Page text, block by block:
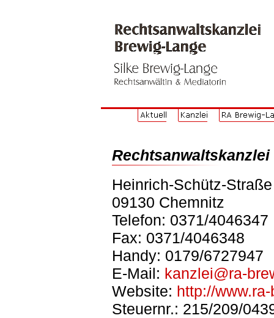
Heinrich-Schütz-
09130 Chemnitz
Telefon: 0371/4046347
Fax: 0371/4046348
Handy: 0179/6727947
E-Mail: kanzlei@ra-
Website: http://
Steuernr.: 215/209/